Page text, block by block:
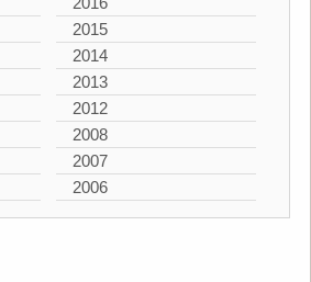
2015
2014
2013
2012
2008
2007
2006